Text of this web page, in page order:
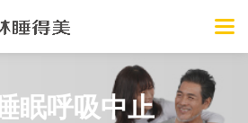
眠呼吸中止